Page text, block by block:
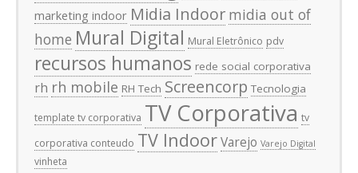
marketing indoor Midia Indoor midia out of
home Mural Digital Mural Eletrônico pdv
recursos humanos rede social corporativa
rh rh mobile RH Tech Screencorp Tecnologia
template tv corporativa TV Corporativa tv
corporativa conteudo TV IndoorVarejo Varejo Digital
vinheta